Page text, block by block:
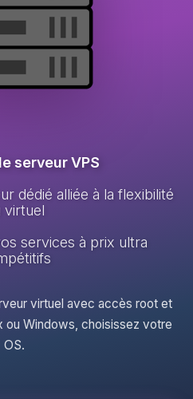
serveur VPS
dédié alliée à la flexibilité
virtuel
services à prix ultra
virtuel avec accès root et
ou Windows, choisissez votre
OS.